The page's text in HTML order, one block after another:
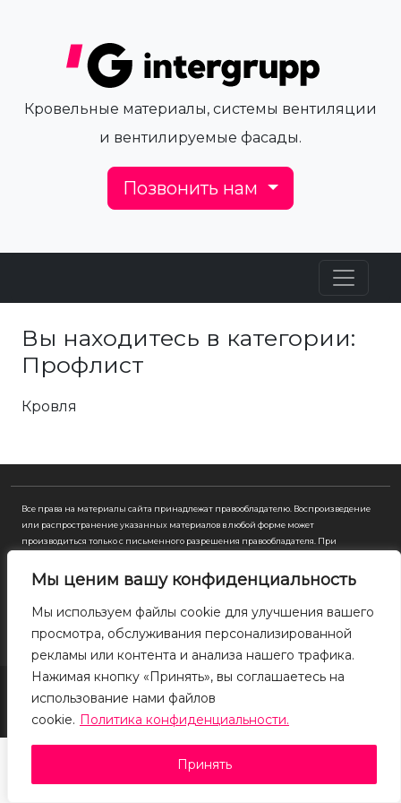
Мы ценим вашу конфиденциальность
Мы используем файлы cookie для улучшения вашего
просмотра, обслуживания персонализированной
рекламы или контента и анализа нашего трафика.
Нажимая кнопку «Принять», вы соглашаетесь на
использование нами файлов
cookie. Политика конфиденциальности.
Принять
Кровельные материалы, системы вентиляции
и вентилируемые фасады.
Позвонить нам
Вы находитесь в категории:
Профлист
Кровля
Все права на материалы сайта принадлежат правообладателю. Воспроизведение
или распространение указанных материалов в любой форме может
производиться только с письменного разрешения правообладателя. При
обязательна. Cайт носит исключительно информационный характер и ни при
каких условиях не является публичной офертой, определяемой положениями ГК
РФ. Для получения подробной информации о наличии, видах, характеристиках и
стоимости материалов, пожалуйста, обращайтесь в офисы продаж.
© 2026